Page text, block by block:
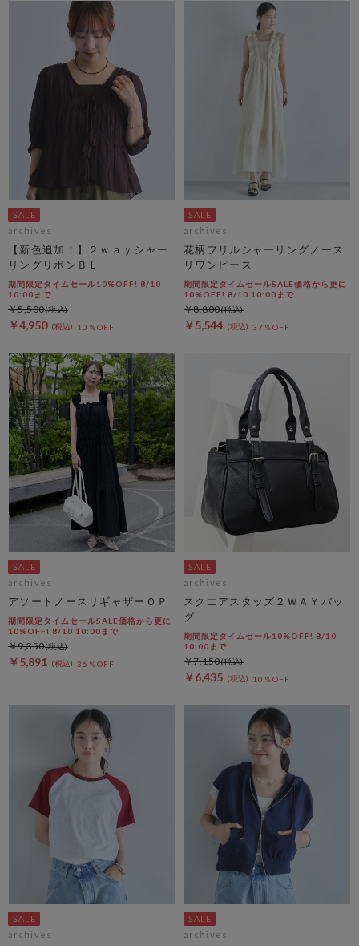
archives
【新色追加！】２ｗａｙシャー
リングリボンＢＬ
期間限定タイムセール10%OFF! 8/10
10:00まで
￥4,950 10％OFF
￥5,500
archives
花柄フリルシャーリングノース
リワンピース
期間限定タイムセールSALE価格から更に
10%OFF! 8/10 10:00まで
￥5,544 37％OFF
￥8,800
archives
アソートノースリギャザーＯＰ
期間限定タイムセールSALE価格から更に
10%OFF! 8/10 10:00まで
￥5,891 36％OFF
￥9,350
archives
スクエアスタッズ２ＷＡＹバッ
グ
期間限定タイムセール10%OFF! 8/10
10:00まで
￥6,435 10％OFF
￥7,150
archives archives